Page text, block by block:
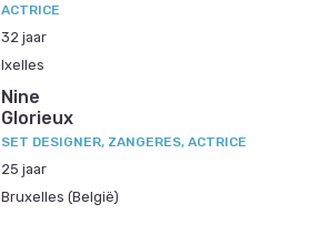
ACTRICE
32 jaar
Ixelles
Nine
Glorieux
SET DESIGNER, ZANGERES, ACTRICE
25 jaar
Bruxelles (België)